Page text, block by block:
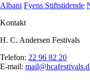
Albani Fyens Stiftstidende
Kontakt
H. C. Andersen Festivals
Telefon: 22 96 82 20
E-mail: